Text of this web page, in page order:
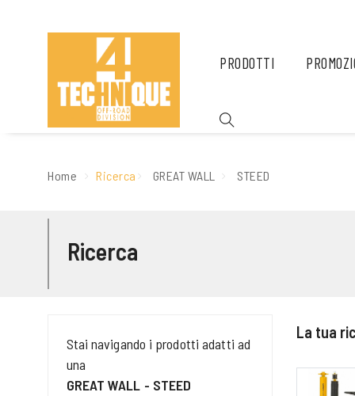
PRODOTTI
Home Ricerca GREAT WALL STEED
Ricerca
Stai navigando i prodotti adatti ad
una
GREAT WALL - STEED
La tua